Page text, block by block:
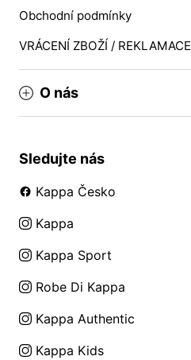
Obchodní podmínky
VRÁCENÍ ZBOŽÍ / REKLAMACE
O nás
Sledujte nás
Kappa Česko
Kappa
Kappa Sport
Robe Di Kappa
Kappa Authentic
Kappa Kids